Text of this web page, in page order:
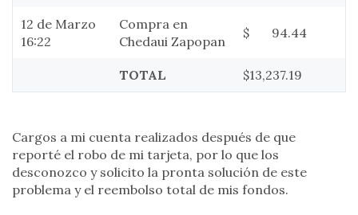
12 de Marzo
16:22
Compra en
Chedaui Zapopan
$ 94.44
TOTAL $13,237.19
Cargos a mi cuenta realizados después de que
reporté el robo de mi tarjeta, por lo que los
desconozco y solicito la pronta solución de este
problema y el reembolso total de mis fondos.